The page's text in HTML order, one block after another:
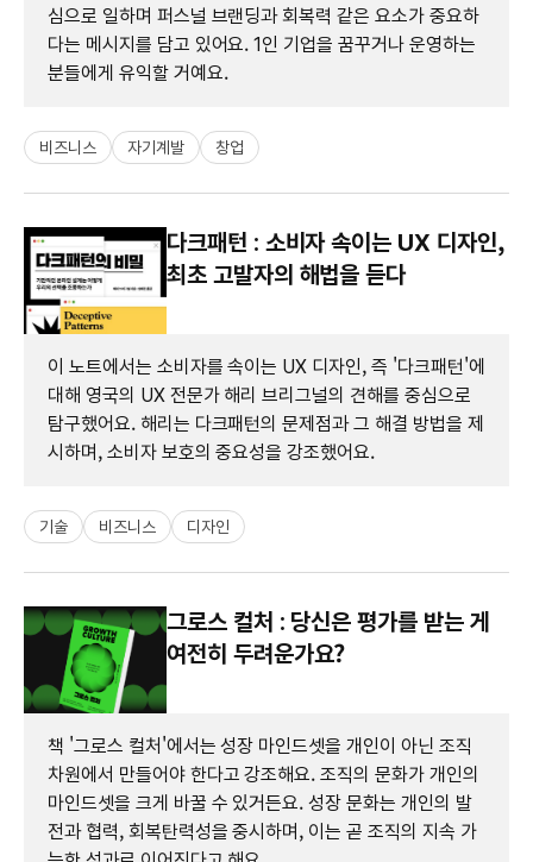
심으로 일하며 퍼스널 브랜딩과 회복력 같은 요소가 중요하
다는 메시지를 담고 있어요. 1인 기업을 꿈꾸거나 운영하는
분들에게 유익할 거예요.
비즈니스 자기계발 창업
다크패턴 : 소비자 속이는 UX 디자인,
최초 고발자의 해법을 듣다
이 노트에서는 소비자를 속이는 UX 디자인, 즉 '다크패턴'에
대해 영국의 UX 전문가 해리 브리그널의 견해를 중심으로
탐구했어요. 해리는 다크패턴의 문제점과 그 해결 방법을 제
시하며, 소비자 보호의 중요성을 강조했어요.
기술 비즈니스 디자인
그로스 컬처 : 당신은 평가를 받는 게
여전히 두려운가요?
책 '그로스 컬처'에서는 성장 마인드셋을 개인이 아닌 조직
차원에서 만들어야 한다고 강조해요. 조직의 문화가 개인의
마인드셋을 크게 바꿀 수 있거든요. 성장 문화는 개인의 발
전과 협력, 회복탄력성을 중시하며, 이는 곧 조직의 지속 가